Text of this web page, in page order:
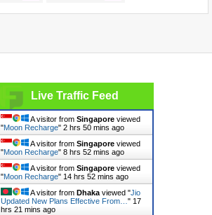
Live Traffic Feed
A visitor from Singapore viewed
"Moon Recharge" 2 hrs 50 mins ago
A visitor from Singapore viewed
"Moon Recharge" 8 hrs 52 mins ago
A visitor from Singapore viewed
"Moon Recharge" 14 hrs 52 mins ago
A visitor from Dhakaviewed "Jio
Updated New Plans Effective From…" 17
hrs 21 mins ago